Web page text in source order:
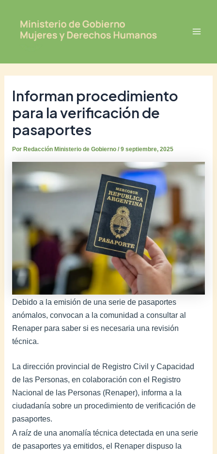
contenido
Informan procedimiento
para la verificación de
pasaportes
Por Redacción Ministerio de Gobierno/9 septiembre, 2025
Debido a la emisión de una serie de pasaportes
anómalos, convocan a la comunidad a consultar al
Renaper para saber si es necesaria una revisión
técnica.
La dirección provincial de Registro Civil y Capacidad
de las Personas, en colaboración con el Registro
Nacional de las Personas (Renaper), informa a la
ciudadanía sobre un procedimiento de verificación de
pasaportes.
A raíz de una anomalía técnica detectada en una serie
de pasaportes ya emitidos, el Renaper dispuso la
navigation